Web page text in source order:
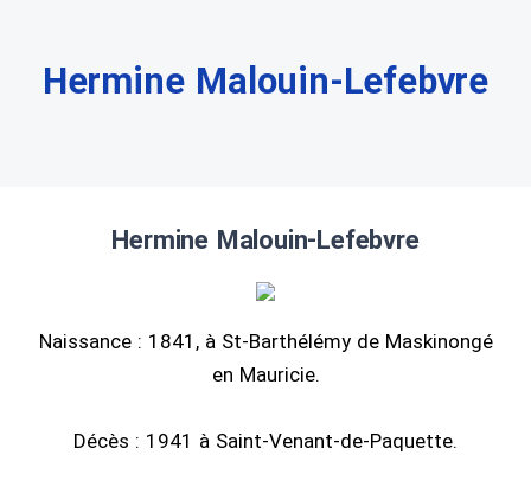
Hermine Malouin-Lefebvre
Hermine Malouin-Lefebvre
Naissance : 1841, à St-Barthélémy de Maskinongé
en Mauricie.
Décès : 1941 à Saint-Venant-de-Paquette.